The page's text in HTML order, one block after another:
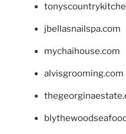
jbellasnailspa.com
mychaihouse.com
alvisgrooming.com